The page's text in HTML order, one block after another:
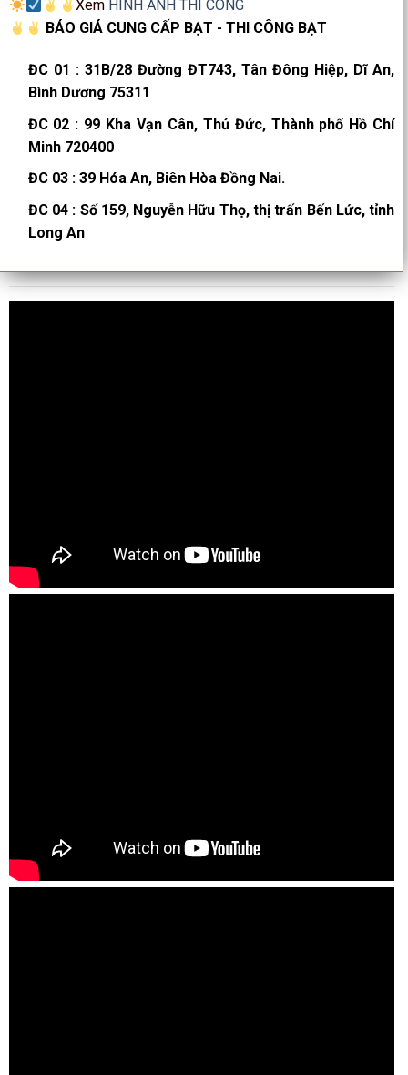
Xem HÌNH ẢNH THI CÔNG
BÁO GIÁ CUNG CẤP BẠT - THI CÔNG BẠT
ĐC 01 :31B/28 Đường ĐT743, Tân Đông Hiệp, Dĩ An,
Bình Dương 75311
ĐC 02 : 99 Kha Vạn Cân, Thủ Đức, Thành phố Hồ Chí
Minh 720400
ĐC 03 :39 Hóa An, Biên Hòa Đồng Nai.
ĐC 04 : Số 159, Nguyễn Hữu Thọ, thị trấn Bến Lức, tỉnh
Long An